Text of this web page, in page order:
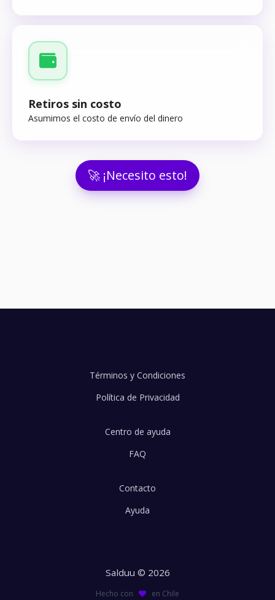
Retiros sin costo
Asumimos el costo de envío del dinero
🚀 ¡Necesito esto!
Términos y Condiciones
Política de Privacidad
Centro de ayuda
FAQ
Contacto
Ayuda
Salduu © 2026
Hecho con en Chile